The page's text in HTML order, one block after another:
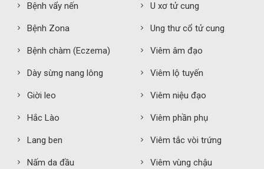
Bệnh vẩy nến
Bệnh Zona
Bệnh chàm (Eczema)
Dày sừng nang lông
Giời leo
Hắc Lào
Lang ben
Nấm da đầu
U xơ tử cung
Ung thư cổ tử cung
Viêm âm đạo
Viêm lộ tuyến
Viêm niệu đạo
Viêm phần phụ
Viêm tắc vòi trứng
Viêm vùng chậu